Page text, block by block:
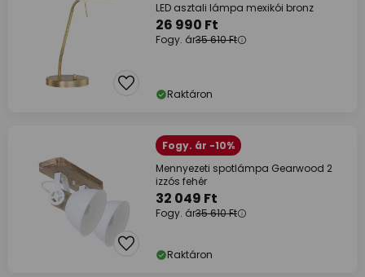
LED asztali lámpa mexikói bronz
26 990 Ft
Fogy. ár35 610 Ft
Raktáron
Fogy. ár -10%
Mennyezeti spotlámpa Gearwood 2
izzós fehér
32 049 Ft
Fogy. ár35 610 Ft
Raktáron